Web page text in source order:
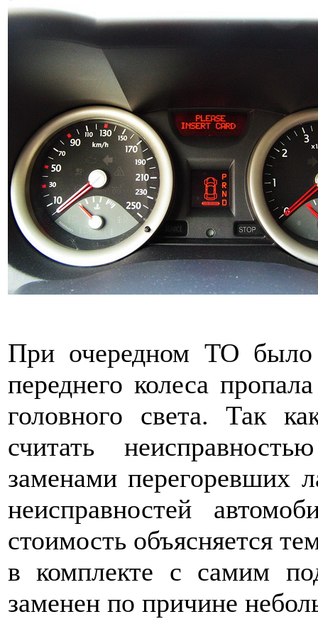
При очередном ТО было
переднего колеса
головного света. Так
считать
заменами перегоревших
неисправностей
стоимость объясняется
в комплекте с самим
заменен по причине